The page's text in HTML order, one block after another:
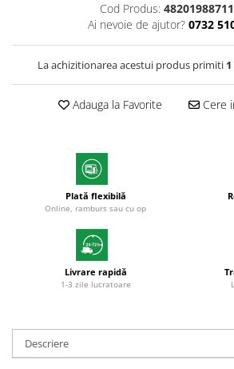
Hartie si carton pentru copiator
Hartie si cartoane colorate
Hartie pentru print digital
Hartie in formate mari
Hartie foto
Produse din hartie
Cuburi din hartie
Caiete pentru birou
Registre si repertoare
Etichete adezive
Notesuri adezive
Blocnotes-uri
Cod Produs:
Ai nevoie de ajutor? 0732
La achizitionarea acestui produs primiti 1
Adauga la Favorite Cere
Plată flexibilă
Online, ramburs sau cu op
Livrare rapidă
1-3 zile lucratoare
Descriere